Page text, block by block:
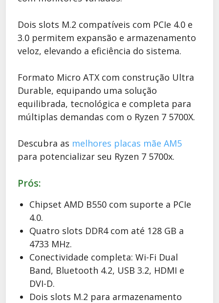
Dois slots M.2 compatíveis com PCIe 4.0 e
3.0 permitem expansão e armazenamento
veloz, elevando a eficiência do sistema.
Formato Micro ATX com construção Ultra
Durable, equipando uma solução
equilibrada, tecnológica e completa para
múltiplas demandas com o Ryzen 7 5700X.
Descubra as melhores placas mãe AM5
para potencializar seu Ryzen 7 5700x.
Prós:
Chipset AMD B550 com suporte a PCIe
4.0.
Quatro slots DDR4 com até 128 GB a
4733 MHz.
Conectividade completa: Wi-Fi Dual
Band, Bluetooth 4.2, USB 3.2, HDMI e
DVI-D.
Dois slots M.2 para armazenamento